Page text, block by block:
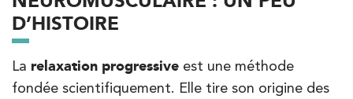
D’HISTOIRE
La relaxation progressive est une méthode
fondée scientifiquement. Elle tire son origine des